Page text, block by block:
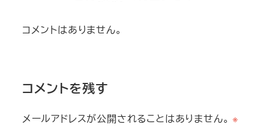
コメントはありません。
コメントを残す
メールアドレスが公開されることはありません。 ※